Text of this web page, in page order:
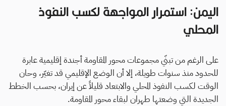
اليمن: استمرار المواجهة لكسب النفوذ
المحلي
على الرغم من تبنّي مجموعات محور المقاومة أجندة إقليمية عابرة
للحدود منذ سنوات طويلة، إلا أن الوضع الإقليمي قد تغيّر، وحان
الوقت لكسب النفوذ المحلي والابتعاد قليلاً عن إيران، بحسب الخطط
الجديدة التي وضعتها طهران لبقاء محور المقاومة.